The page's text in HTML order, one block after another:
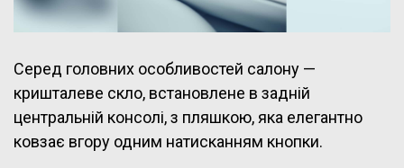
Серед головних особливостей салону —
кришталеве скло, встановлене в задній
центральній консолі, з пляшкою, яка елегантно
ковзає вгору одним натисканням кнопки.